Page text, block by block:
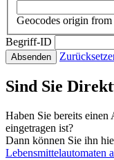
Geocodes origin
Begriff-ID
Absenden
Sind Sie
Haben Sie bereits
eingetragen ist?
Dann können Sie ihn
Lebensmittelautomaten